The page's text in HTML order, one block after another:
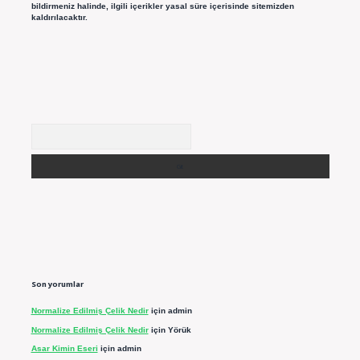
bildirmeniz halinde, ilgili içerikler yasal süre içerisinde sitemizden
kaldırılacaktır.
Son yorumlar
Normalize Edilmiş Çelik Nediriçin admin
Normalize Edilmiş Çelik Nediriçin Yörük
Asar Kimin Eseri için admin